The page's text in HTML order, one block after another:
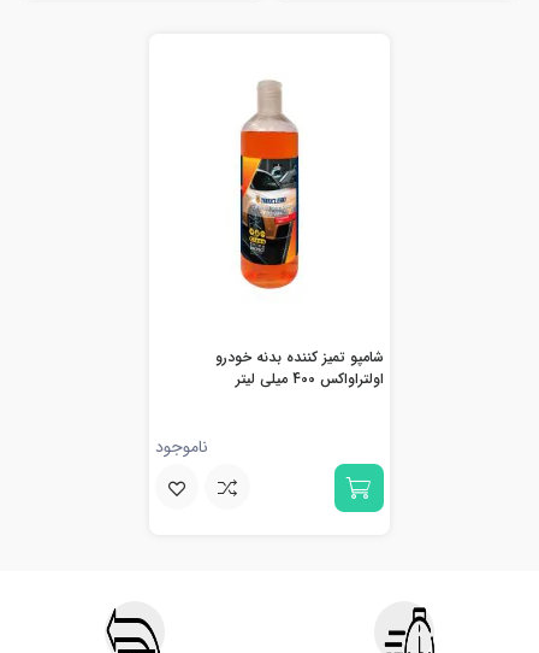
شامپو تمیز کننده بدنه خودرو
اولتراواکس 400 میلی لیتر
ناموجود